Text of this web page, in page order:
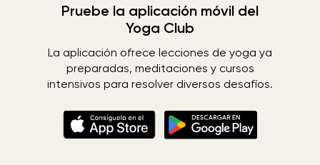
Pruebe la aplicación móvil del
Yoga Club
La aplicación ofrece lecciones de yoga ya
preparadas, meditaciones y cursos
intensivos para resolver diversos desafíos.